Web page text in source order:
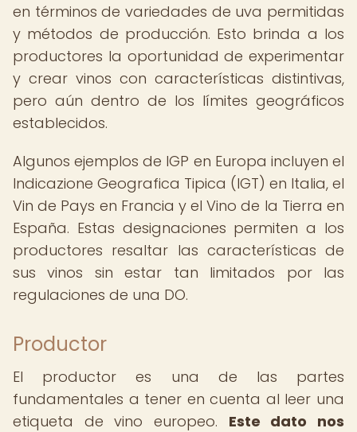
en términos de variedades de uva permitidas
y métodos de producción. Esto brinda a los
productores la oportunidad de experimentar
y crear vinos con características distintivas,
pero aún dentro de los límites geográficos
establecidos.
Algunos ejemplos de IGP en Europa incluyen el
Indicazione Geografica Tipica (IGT) en Italia, el
Vin de Pays en Francia y el Vino de la Tierra en
España. Estas designaciones permiten a los
productores resaltar las características de
sus vinos sin estar tan limitados por las
regulaciones de una DO.
Productor
El productor es una de las partes
fundamentales a tener en cuenta al leer una
etiqueta de vino europeo. Este dato nos